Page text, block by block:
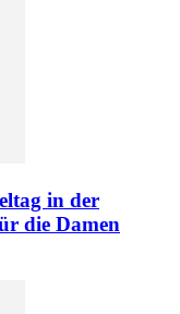
in der
die Damen